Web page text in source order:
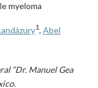
myeloma
1, Abel
“Dr. Manuel Gea